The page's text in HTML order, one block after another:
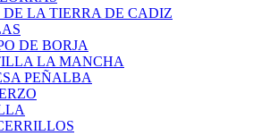
LA TIERRA DE CADIZ
DE BORJA
LA MANCHA
PEÑALBA